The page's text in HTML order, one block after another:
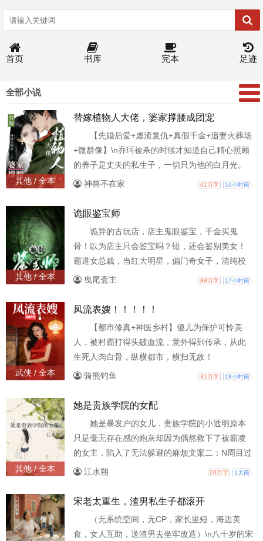
首页 书库 完本 足迹
全部小说
其他 / 全本
替嫁植物人大佬，婆家撑腰成团宠
【先婚后爱+虐渣复仇+真假千金+追妻火葬场
+微群像】\n乔珂被杀的时候才知道自己精心照顾
的养子是丈夫的私生子，一切只为他的白月光。
\n重生在乔柳两家知道抱错孩子，乔珂从乡下刚进
的选择:\n前夫哥选了他上辈子心心念念的白月
意去司家冲喜，未来当个有钱有势的小寡妇也不
错。 \n谁料婚后她福运太旺，寡妇没当上，
神兽不在家 61万字 16小时前
其他 / 全本
诡眼鉴宝师
诡异的古玩店，店主鬼眼鉴宝，千金买鬼
骨！以为店主只会鉴宝吗？错，还会鉴别美女！
霸道女总裁，当红大明星，偏门奇女子，清纯校
花，邻家小妹……一眼看穿你的心！
曳尾斋主 88万字 17小时前
武侠 / 全本
凤流表嫂！！！！！
【都市修真+神医乡村】傻儿为保护可怜美
人，被村霸打得头破血流，意外得到传承，从此
生死人肉白骨，纵横都市，横扫无敌！
骑熊钓鱼 31万字 18小时前
其他 / 全本
她是贵族学院的女配
她是暴发户的女儿，贵族学院的小透明原本
只是毫无存在感的炮灰却因为偶然救下了被霸凌
的女主，陷入了无法躲避的麻烦文案二：N周目过
后，锦林发现他们看自己的眼神不一样了原来好
江水朔 20万字 1天前
宋老太重生，渣男私生子都滚开
（无系统空间，无CP，家长里短，海边美
食，女人互助，送渣男去坐牢改造）\n八十岁的宋